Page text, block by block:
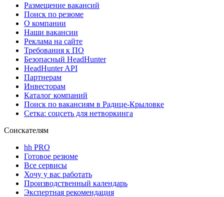
Размещение вакансий
Поиск по резюме
О компании
Наши вакансии
Реклама на сайте
Требования к ПО
Безопасный HeadHunter
HeadHunter API
Партнерам
Инвесторам
Каталог компаний
Поиск по вакансиям в Радице-Крыловке
Сетка: соцсеть для нетворкинга
Соискателям
hh PRO
Готовое резюме
Все сервисы
Хочу у вас работать
Производственный календарь
Экспертная рекомендация